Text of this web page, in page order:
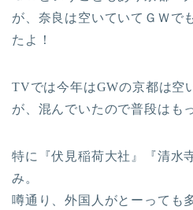
が、奈良は空いていてＧＷで
たよ！
TVでは今年はGWの京都は空
が、混んでいたので普段はも
特に『伏見稲荷大社』『清水
み。
噂通り、外国人がとーっても